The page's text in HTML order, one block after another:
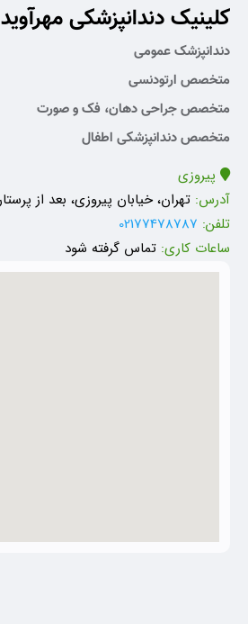
کلینیک دندانپزشکی
دندانپزشک عمومی
متخصص ارتودنسی
متخصص جراحی دهان، فک و صورت
متخصص دندانپزشکی اطفال
پیروزی
آدرس: تهران، خیابان پیروزی، بعد از پرستار،
تلفن: 02177478787
ساعات کاری: تماس گرفته شود